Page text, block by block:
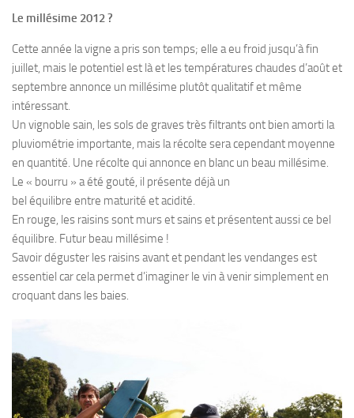
Le millésime 2012 ?
Cette année la vigne a pris son temps; elle a eu froid jusqu’à fin
juillet, mais le potentiel est là et les températures chaudes d’août et
septembre annonce un millésime plutôt qualitatif et même
intéressant.
Un vignoble sain, les sols de graves très filtrants ont bien amorti la
pluviométrie importante, mais la récolte sera cependant moyenne
en quantité. Une récolte qui annonce en blanc un beau millésime.
Le « bourru » a été gouté, il présente déjà un
bel équilibre entre maturité et acidité.
En rouge, les raisins sont murs et sains et présentent aussi ce bel
équilibre. Futur beau millésime !
Savoir déguster les raisins avant et pendant les vendanges est
essentiel car cela permet d’imaginer le vin à venir simplement en
croquant dans les baies.